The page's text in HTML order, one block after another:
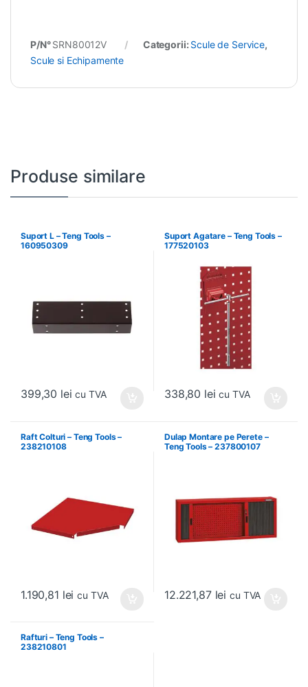
P/N°SRN80012V Categorii: Scule de Service,
Scule si Echipamente
Produse similare
Suport L – Teng Tools –
160950309
399,30 lei cu TVA
Suport Agatare – Teng Tools –
177520103
338,80 lei cu TVA
Raft Colturi – Teng Tools –
238210108
1.190,81 lei cu TVA
Dulap Montare pe Perete –
Teng Tools – 237800107
12.221,87 lei cu TVA
Rafturi – Teng Tools –
238210801